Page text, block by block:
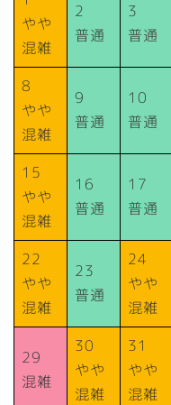
やや
混雑
2
普通
3
普通
8
やや
混雑
9
普通
10
普通
15
やや
混雑
16
普通
17
普通
22
やや
混雑
23
普通
24
やや
混雑
29
混雑
30
やや
混雑
31
やや
混雑